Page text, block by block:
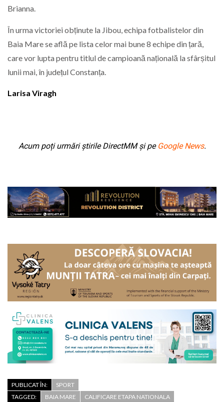
Brianna.
În urma victoriei obținute la Jibou, echipa fotbalistelor din
Baia Mare se află pe lista celor mai bune 8 echipe din țară,
care vor lupta pentru titlul de campioană națională la sfârșitul
lunii mai, în județul Constanța.
Larisa Viragh
Acum poți urmări știrile DirectMM și pe Google News.
PUBLICAT ÎN:
SPORT
TAGGED:
BAIA MARE
CALIFICARE ETAPA NATIONALA